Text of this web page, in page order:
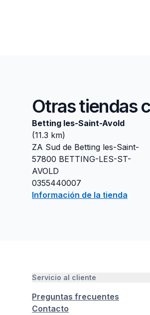
Otras tiendas
Betting les-Saint-Avold
(11.3 km)
ZA Sud de Betting les-Saint-
57800 BETTING-LES-ST-
AVOLD
0355440007
Información de la tienda
Servicio al cliente
Preguntas frecuentes
Contacto